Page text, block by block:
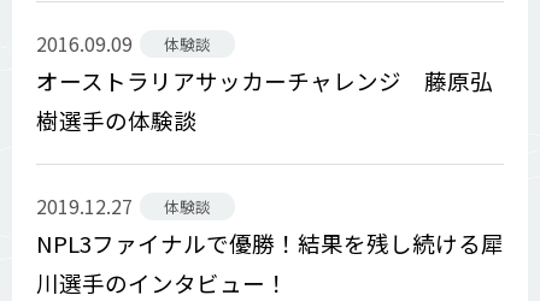
2016.09.09 体験談
オーストラリアサッカーチャレンジ 藤原弘
樹選手の体験談
2019.12.27 体験談
NPL3ファイナルで優勝！結果を残し続ける犀
川選手のインタビュー！